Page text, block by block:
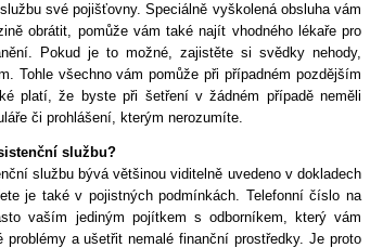
své pojišťovny. Speciálně vyškolená obsluha vám
obrátit, pomůže vám také najít vhodného lékaře pro
Pokud je to možné, zajistěte si svědky nehody,
Tohle všechno vám pomůže při případném pozdějším
platí, že byste při šetření v žádném případě neměli
či prohlášení, kterým nerozumíte.
službu?
službu bývá většinou viditelně uvedeno v dokladech
je také v pojistných podmínkách. Telefonní číslo na
vaším jediným pojítkem s odborníkem, který vám
problémy a ušetřit nemalé finanční prostředky. Je proto